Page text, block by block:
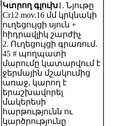
Կտրող գլուխ1. Նյութը
Cr12 mov.16 մմ կրկնակի
ուղեցույցի սյուն +
հիդրավլիկ շարժիչ
2. Ուղեցույցի գրառում.
45 # պողպատի
մարումը կատարվում է
ջերմային մշակումից
առաջ, կարող է
երաշխավորել
մակերեսի
հարթությունն ու
կարծրությունը